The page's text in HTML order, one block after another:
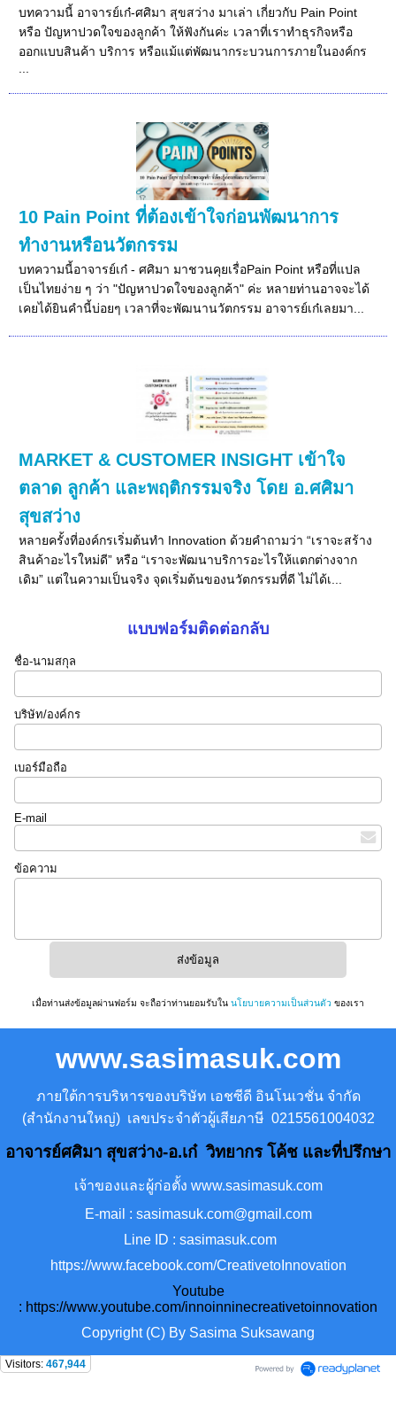
บทความนี้ อาจารย์เก๋-ศศิมา สุขสว่าง มาเล่า เกี่ยวกับ Pain Point
หรือ ปัญหาปวดใจของลูกค้า ให้ฟังกันค่ะ เวลาที่เราทำธุรกิจหรือ
ออกแบบสินค้า บริการ หรือแม้แต่พัฒนากระบวนการภายในองค์กร
10 Pain Point ที่ต้องเข้าใจก่อนพัฒนาการ
ทำงานหรือนวัตกรรม
บทความนี้อาจารย์เก๋ - ศศิมา มาชวนคุยเรื่อPain Point หรือที่แปล
เป็นไทยง่าย ๆ ว่า "ปัญหาปวดใจของลูกค้า" ค่ะ หลายท่านอาจจะได้
เคยได้ยินคำนี้บ่อยๆ เวลาที่จะพัฒนานวัตกรรม อาจารย์เก๋เลยมา...
MARKET & CUSTOMER INSIGHT เข้าใจ
ตลาด ลูกค้า และพฤติกรรมจริง โดย อ.ศศิมา
สุขสว่าง
หลายครั้งที่องค์กรเริ่มต้นทำ Innovation ด้วยคำถามว่า “เราจะสร้าง
สินค้าอะไรใหม่ดี” หรือ “เราจะพัฒนาบริการอะไรให้แตกต่างจาก
เดิม” แต่ในความเป็นจริง จุดเริ่มต้นของนวัตกรรมที่ดี ไม่ได้เ...
แบบฟอร์มติดต่อกลับ
ชื่อ-นามสกุล
บริษัท/องค์กร
เบอร์มือถือ
E-mail
ข้อความ
เมื่อท่านส่งข้อมูลผ่านฟอร์ม จะถือว่าท่านยอมรับใน นโยบายความเป็นส่วนตัว ของเรา
www.sasimasuk.com
ภายใต้การบริหารของบริษัท เอชซีดี อินโนเวชั่น จำกัด
(สำนักงานใหญ่) เลขประจำตัวผู้เสียภาษี 0215561004032
อาจารย์ศศิมา สุขสว่าง-อ.เก๋ วิทยากร โค้ช และที่ปรึกษา
เจ้าของและผู้ก่อตั้ง www.sasimasuk.com
E-mail : sasimasuk.com@gmail.com
Line ID : sasimasuk.com
https://www.facebook.com/CreativetoInnovation
Youtube
: https://www.youtube.com/innoinninecreativetoinnovation
Copyright (C) By Sasima Suksawang
Visitors: 467,944